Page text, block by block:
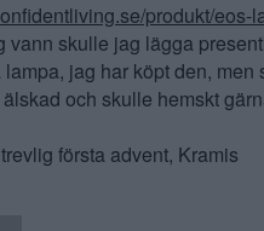
produkt/eos-
vann skulle jag lägga
lampa, jag har köpt den, men
och skulle hemskt
första advent, Kramis